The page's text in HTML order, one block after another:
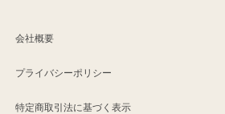
会社概要
プライバシーポリシー
特定商取引法に基づく表示